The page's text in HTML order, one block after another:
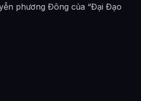
phương Đông của “Đại Đạo